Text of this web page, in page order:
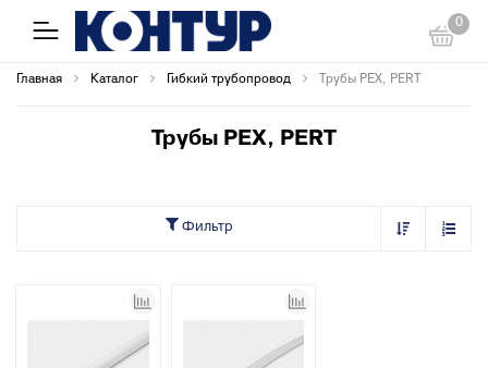
0
Главная Каталог Гибкий трубопровод Трубы PEX, PERT
Трубы PEX, PERT
Фильтр